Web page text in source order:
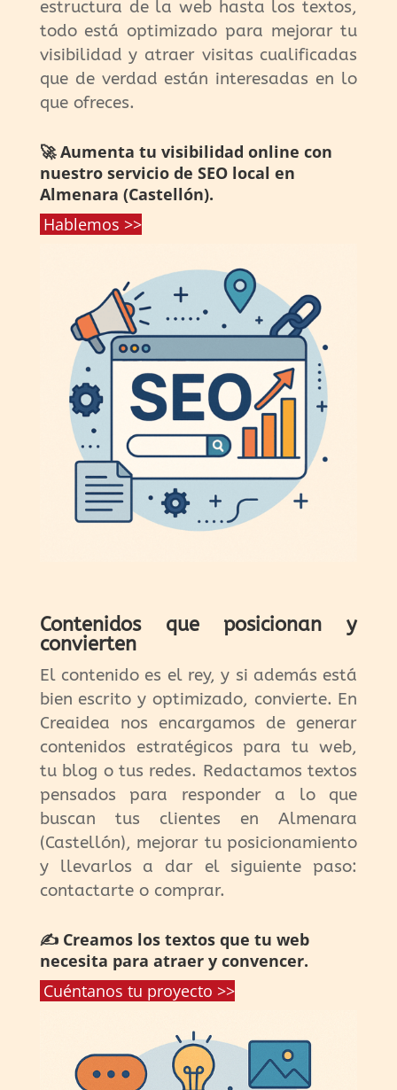
estructura de la web hasta los textos,
todo está optimizado para mejorar tu
visibilidad y atraer visitas cualificadas
que de verdad están interesadas en lo
que ofreces.
🚀 Aumenta tu visibilidad online con
nuestro servicio de SEO local en
Almenara (Castellón).
Hablemos >>
Contenidos que posicionan y
convierten
El contenido es el rey, y si además está
bien escrito y optimizado, convierte. En
Creaidea nos encargamos de generar
contenidos estratégicos para tu web,
tu blog o tus redes. Redactamos textos
pensados para responder a lo que
buscan tus clientes en Almenara
(Castellón), mejorar tu posicionamiento
y llevarlos a dar el siguiente paso:
contactarte o comprar.
✍️ Creamos los textos que tu web
necesita para atraer y convencer.
Cuéntanos tu proyecto >>